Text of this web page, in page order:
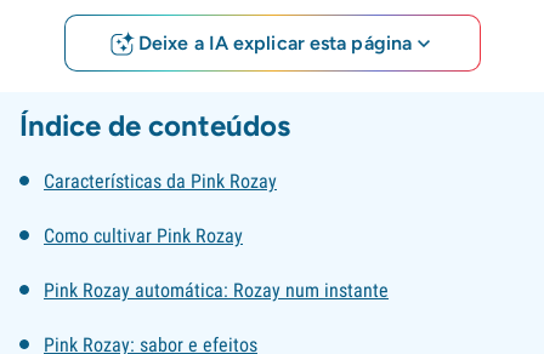
Deixe a IA explicar esta página
Índice de conteúdos
Características da Pink Rozay
Como cultivar Pink Rozay
Pink Rozay automática: Rozay num instante
Pink Rozay: sabor e efeitos